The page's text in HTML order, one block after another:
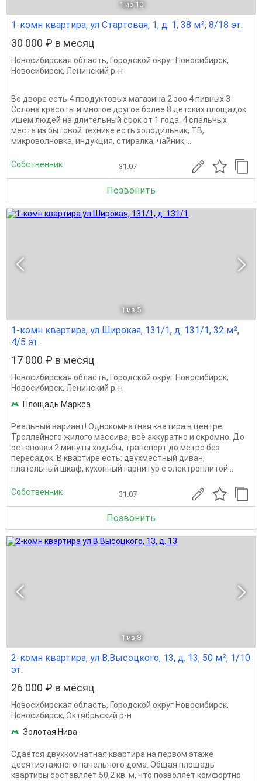
1 из 10
1-комн квартира, ул Стартовая, 1, д. 1, 38 м², 8/18 эт.
30 000 ₽ в месяц
Новосибирская область, Городской округ Новосибирск,
Новосибирск, Ленинский р-н
Во дворе есть 4 продуктовых магазина 2 зоо 4 пивных 3
Солона красоты и многое другое более 8 детских площадок
ищем людей на длительный срок от 1 года. 4 спальных
места из бытовой технике есть холодильник, ТВ,
микроволновка, индукция, стиралка, чайник,...
Собственник 31.07
Позвонить
1 из 5
1-комн квартира, ул Широкая, 131/1, д. 131/1, 32 м²,
4/5 эт.
17 000 ₽ в месяц
Новосибирская область, Городской округ Новосибирск,
Новосибирск, Ленинский р-н
Площадь Маркса
Реальный вариант! Однокомнатная кватира в центре
Троллейного жилого массива, всё аккуратно и скромно. До
остановки 2 минуты ходьбы, транспорт до метро без
пересадок. В квартире есть: двухместный диван,
плательный шкаф, кухонный гарнитур с электроплитой...
Собственник 31.07
Позвонить
1 из 8
2-комн квартира, ул В.Высоцкого, 13, д. 13, 50 м², 1/10
эт.
26 000 ₽ в месяц
Новосибирская область, Городской округ Новосибирск,
Новосибирск, Октябрьский р-н
Золотая Нива
Сдаётся двухкомнатная квартира на первом этаже
десятиэтажного панельного дома. Общая площадь
квартиры составляет 50,2 кв. м, что позволяет комфортно